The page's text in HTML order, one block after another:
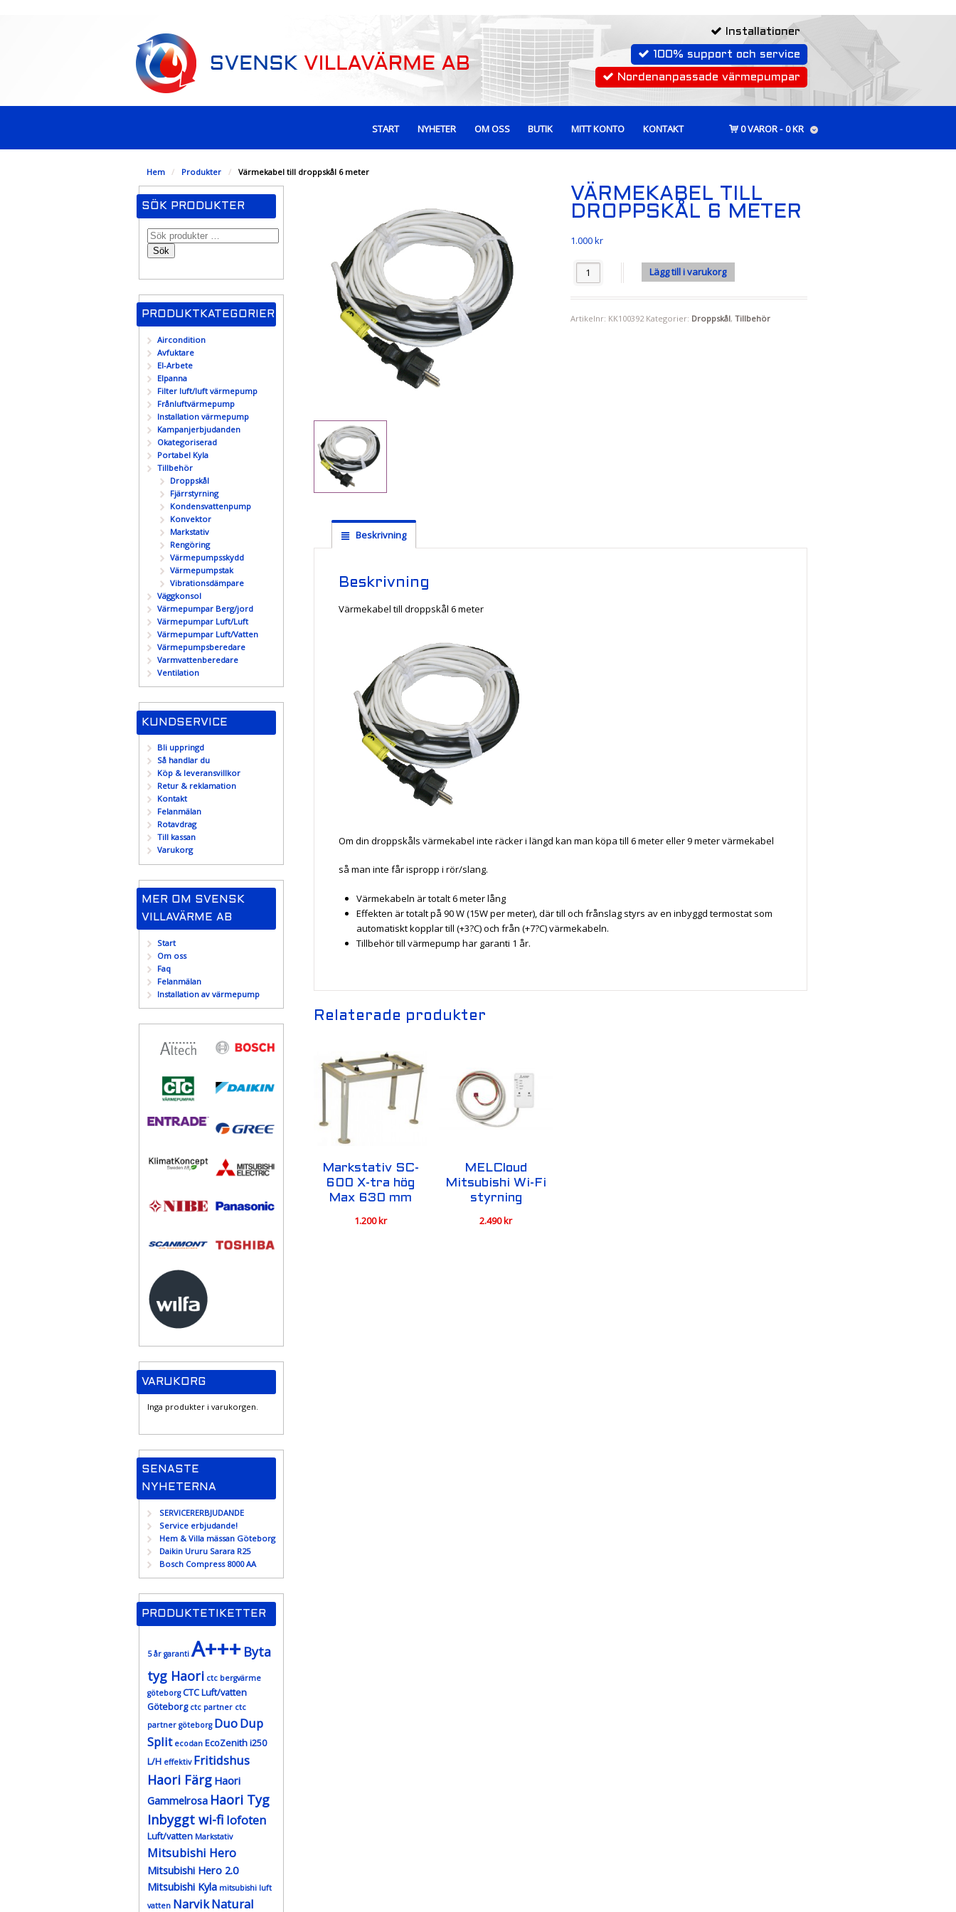
Installationer
100% support och service
Nordenanpassade värmepumpar
START NYHETER OM OSS BUTIK MITT KONTO KONTAKT 0 VAROR 0 KR
Hem / Produkter / Värmekabel till droppskål 6 meter
VÄRMEKABEL TILL
DROPPSKÅL 6 METER
1.000kr
Antal Lägg till i varukorg
Artikelnr: KK100392 Kategorier: Droppskål, Tillbehör
Beskrivning
Beskrivning
Värmekabel till droppskål 6 meter
Om din droppskåls värmekabel inte räcker i längd kan man köpa till 6 meter eller 9 meter värmekabel
så man inte får ispropp i rör/slang.
Värmekabeln är totalt 6 meter lång
Effekten är totalt på 90 W (15W per meter), där till och frånslag styrs av en inbyggd termostat som
automatiskt kopplar till (+3?C) och från (+7?C) värmekabeln.
Tillbehör till värmepump har garanti 1 år.
Relaterade produkter
Markstativ SC-
600 X-tra hög
Max 630 mm
1.200kr
MELCloud
Mitsubishi Wi-Fi
styrning
2.490kr
SÖK PRODUKTER
Sök
PRODUKTKATEGORIER
Aircondition
Avfuktare
El-Arbete
Elpanna
Filter luft/luft värmepump
Frånluftvärmepump
Installation värmepump
Kampanjerbjudanden
Okategoriserad
Portabel Kyla
Tillbehör
Droppskål
Fjärrstyrning
Kondensvattenpump
Konvektor
Markstativ
Rengöring
Värmepumpsskydd
Värmepumpstak
Vibrationsdämpare
Väggkonsol
Värmepumpar Berg/jord
Värmepumpar Luft/Luft
Värmepumpar Luft/Vatten
Värmepumpsberedare
Varmvattenberedare
Ventilation
KUNDSERVICE
Bli uppringd
Så handlar du
Köp & leveransvillkor
Retur & reklamation
Kontakt
Felanmälan
Rotavdrag
Till kassan
Varukorg
MER OM SVENSK
VILLAVÄRME AB
Start
Om oss
Faq
Felanmälan
Installation av värmepump
VARUKORG
Inga produkter i varukorgen.
SENASTE
NYHETERNA
SERVICERERBJUDANDE
Service erbjudande!
Hem & Villa mässan Göteborg
Daikin Ururu Sarara R25
Bosch Compress 8000 AA
PRODUKTETIKETTER
5 år garanti A+++ Byta
tyg Haori ctc bergvärme
göteborg CTC Luft/vatten
Göteborg ctc partner ctc
partner göteborg DuoDup
Split ecodan EcoZenith i250
L/H effektiv Fritidshus
Haori Färg Haori
Gammelrosa Haori Tyg
Inbyggt wi-fi lofoten
Luft/vatten Markstativ
Mitsubishi Hero
Mitsubishi Hero 2.0
Mitsubishi Kyla mitsubishi luft
vatten NarvikNatural